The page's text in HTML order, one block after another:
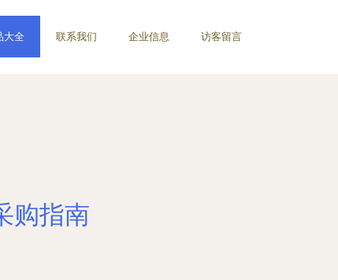
大全 联系我们 企业信息 访客留言
购指南